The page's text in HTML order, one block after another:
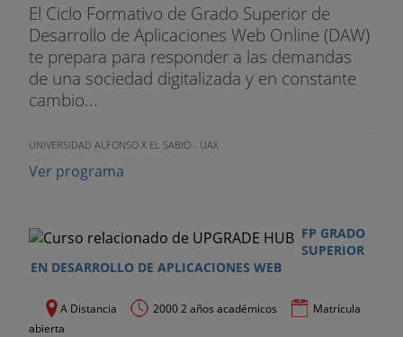
El Ciclo Formativo de Grado Superior de
Desarrollo de Aplicaciones Web Online (DAW)
te prepara para responder a las demandas
de una sociedad digitalizada y en constante
cambio...
UNIVERSIDAD ALFONSO X EL SABIO - UAX
Ver programa
FP GRADO
SUPERIOR
EN DESARROLLO DE APLICACIONES WEB
A Distancia 2000 2 años académicos
Matrícula
abierta